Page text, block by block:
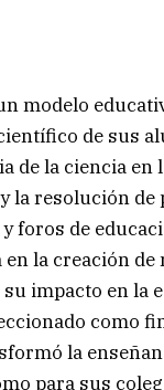
modelo
de sus
de la ciencia
la resolución
foros de
la creación
impacto en la
como
la
para sus